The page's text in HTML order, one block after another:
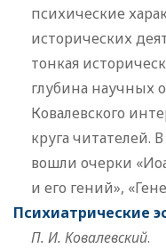
психические
исторических
тонкая
глубина научных
Ковалевского
круга читателей.
вошли очерки
и его гений»,
Психиатрические
П. И. Ковалевский.